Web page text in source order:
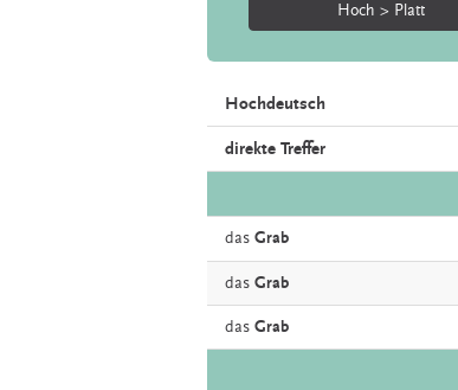
Hoch > Platt
Hochdeutsch
direkte Treffer
das Grab
das Grab
das Grab